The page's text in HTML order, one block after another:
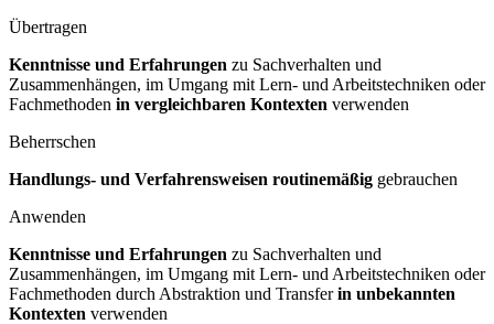
Übertragen
Kenntnisse und Erfahrungen zu Sachverhalten und
Zusammenhängen, im Umgang mit Lern- und Arbeitstechniken oder
Fachmethoden in vergleichbaren Kontexten verwenden
Beherrschen
Handlungs- und Verfahrensweisen routinemäßig gebrauchen
Anwenden
Kenntnisse und Erfahrungen zu Sachverhalten und
Zusammenhängen, im Umgang mit Lern- und Arbeitstechniken oder
Fachmethoden durch Abstraktion und Transferin unbekannten
Kontexten verwenden